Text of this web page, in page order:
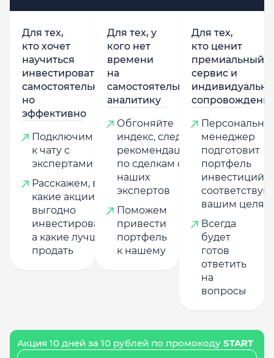
Для тех,
кто хочет
научиться
инвестировать
самостоятельно,
но
эффективно
Подключим
к чату с
экспертами
Расскажем, в
какие акции
выгодно
инвестировать,
а какие лучше
продать
Для тех, у
кого нет
времени
на
самостоятельную
аналитику
Обгоняйте
индекс, следуя
рекомендациям
по сделкам от
наших
экспертов
Поможем
привести
портфель
к нашему
Для тех,
кто ценит
премиальный
сервис и
менеджер
подготовит
портфель
инвестиций,
вашим целям
Всегда
будет
готов
ответить
на
вопросы
Акция 10 дней за 10 рублей по промокоду START